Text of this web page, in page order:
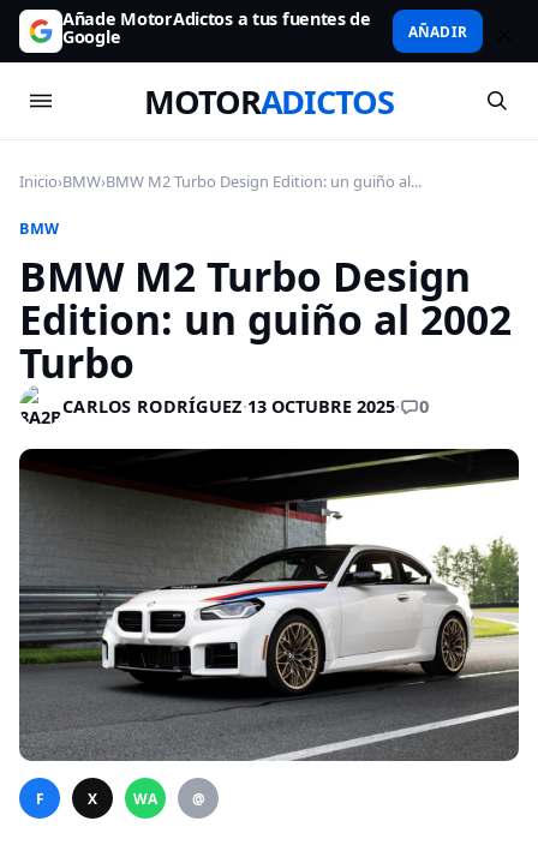
Añade MotorAdictos a tus fuentes de
Google AÑADIR
MOTORADICTOS
Inicio›BMW›BMW M2 Turbo Design Edition: un guiño al...
BMW
BMW M2 Turbo Design
Edition: un guiño al 2002
Turbo
CARLOS RODRÍGUEZ·13 OCTUBRE 2025· 0
F X WA @